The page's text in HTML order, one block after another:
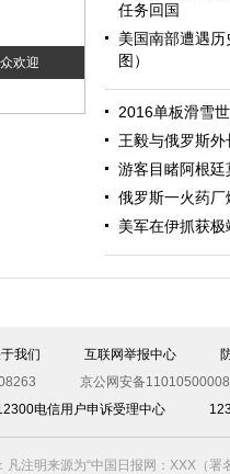
欢迎
任务回国
美国南部遭遇
图）
2016单板滑雪
王毅与俄罗斯
游客目睹阿根
俄罗斯一火药
美军在伊抓获极
我们 互联网举报中心
京公网安备
电信用户申诉受理中心
凡注明来源为“中国日报网：XXX（